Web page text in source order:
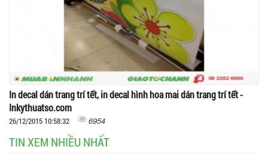
In decal dán trang trí tết, in decal hình hoa mai dán trang trí tết -
Inkythuatso.com
26/12/2015 10:58:32 6954
TIN XEM NHIỀU NHẤT